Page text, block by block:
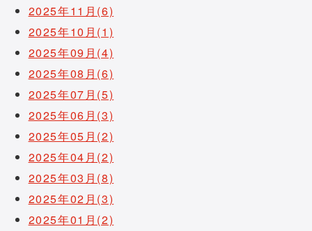
2025年11月(6)
2025年10月(1)
2025年09月(4)
2025年08月(6)
2025年07月(5)
2025年06月(3)
2025年05月(2)
2025年04月(2)
2025年03月(8)
2025年02月(3)
2025年01月(2)